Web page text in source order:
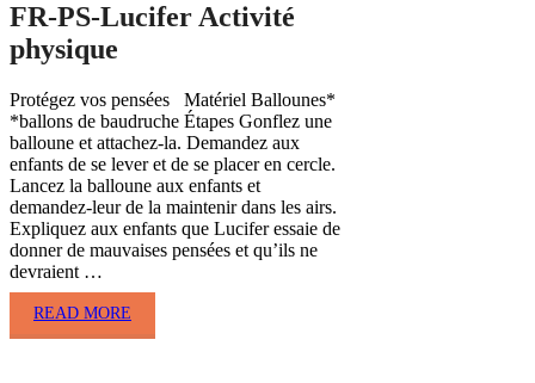
FR-PS-Lucifer Activité
physique
Protégez vos pensées Matériel Ballounes*
*ballons de baudruche Étapes Gonflez une
balloune et attachez-la. Demandez aux
enfants de se lever et de se placer en cercle.
Lancez la balloune aux enfants et
demandez-leur de la maintenir dans les airs.
Expliquez aux enfants que Lucifer essaie de
donner de mauvaises pensées et qu’ils ne
devraient …
READ MORE